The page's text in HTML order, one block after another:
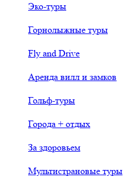
Эко-туры
Горнолыжные туры
Fly and Drive
Аренда вилл и замков
Гольф-туры
Города + отдых
За здоровьем
Мультистрановые туры